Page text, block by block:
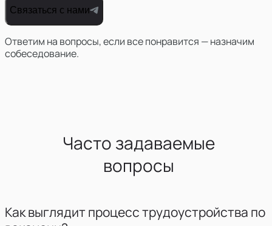
Связаться с нами
Ответим на вопросы, если все понравится — назначим
собеседование.
Часто задаваемые
вопросы
Как выглядит процесс трудоустройства по